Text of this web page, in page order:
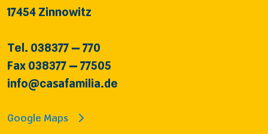
17454 Zinnowitz
Tel. 038377 – 770
Fax 038377 – 77505
info@casafamilia.de
Google Maps